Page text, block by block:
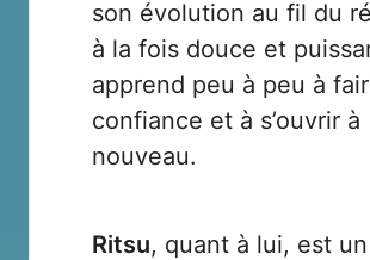
son évolution au fil du
à la fois douce et
apprend peu à peu à
confiance et à s’ouvrir à
nouveau.
Ritsu, quant à lui, est un